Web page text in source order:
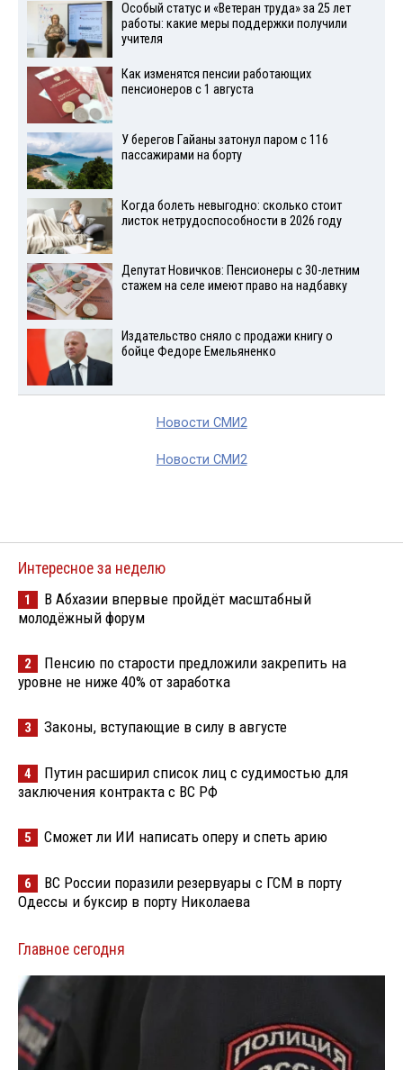
Особый статус и «Ветеран труда» за 25 лет
работы: какие меры поддержки получили
учителя
Как изменятся пенсии работающих
пенсионеров с 1 августа
У берегов Гайаны затонул паром с 116
пассажирами на борту
Когда болеть невыгодно: сколько стоит
листок нетрудоспособности в 2026 году
Депутат Новичков: Пенсионеры с 30-летним
стажем на селе имеют право на надбавку
Издательство сняло с продажи книгу о
бойце Федоре Емельяненко
Новости СМИ2
Новости СМИ2
Интересное за неделю
1
В Абхазии впервые пройдёт масштабный
молодёжный форум
2
Пенсию по старости предложили закрепить на
уровне не ниже 40% от заработка
3 Законы, вступающие в силу в августе
4
Путин расширил список лиц с судимостью для
заключения контракта с ВС РФ
5 Сможет ли ИИ написать оперу и спеть арию
6
ВС России поразили резервуары с ГСМ в порту
Одессы и буксир в порту Николаева
Главное сегодня